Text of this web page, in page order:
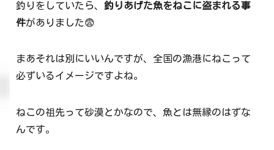
釣りをしていたら、 釣りあげた魚をねこに盗まれる事
件がありました😨
まあそれは別にいいんですが、全国の漁港にねこって
必ずいるイメージですよね。
ねこの祖先って砂漠とかなので、魚とは無縁のはずな
んです。